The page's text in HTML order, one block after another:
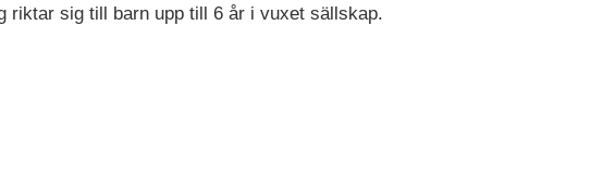
riktar sig till barn upp till 6 år i vuxet sällskap.